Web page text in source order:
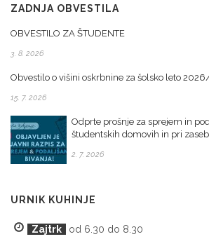
ZADNJA OBVESTILA
OBVESTILO ZA ŠTUDENTE
3. 8. 2026
Obvestilo o višini oskrbnine za šolsko leto
15. 7. 2026
Odprte prošnje za sprejem in
študentskih domovih in pri
2. 7. 2026
URNIK KUHINJE
Zajtrk
od 6.30 do 8.30